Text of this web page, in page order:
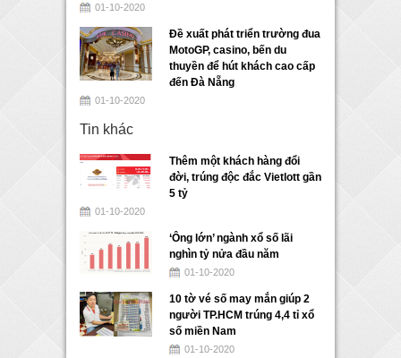
01-10-2020
Đề xuất phát triển trường đua
MotoGP, casino, bến du
thuyền để hút khách cao cấp
đến Đà Nẵng
01-10-2020
Tin khác
Thêm một khách hàng đổi
đời, trúng độc đắc Vietlott gần
5 tỷ
01-10-2020
‘Ông lớn’ ngành xổ số lãi
nghìn tỷ nửa đầu năm
01-10-2020
10 tờ vé số may mắn giúp 2
người TP.HCM trúng 4,4 tỉ xổ
số miền Nam
01-10-2020